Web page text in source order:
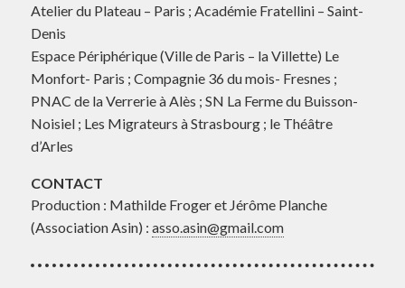
Atelier du Plateau – Paris ; Académie Fratellini – Saint-
Denis
Espace Périphérique (Ville de Paris – la Villette) Le
Monfort- Paris ; Compagnie 36 du mois- Fresnes ;
PNAC de la Verrerie à Alès ; SN La Ferme du Buisson-
Noisiel ; Les Migrateurs à Strasbourg ; le Théâtre
d’Arles
CONTACT
Production : Mathilde Froger et Jérôme Planche
(Association Asin) : asso.asin@gmail.com